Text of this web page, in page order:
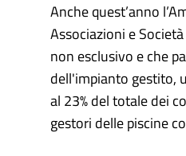
Anche quest’anno
Associazioni e
non esclusivo e che
dell'impianto gestito,
al 23% del totale dei
gestori delle piscine